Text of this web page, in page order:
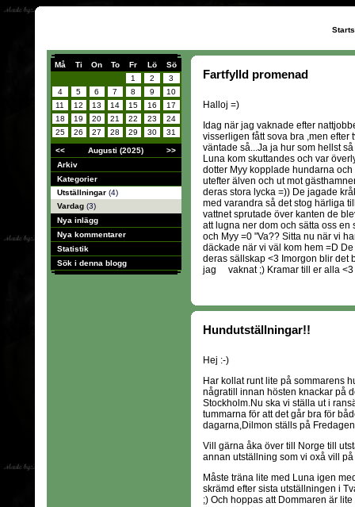
Må Ti On To Fr Lö
Sö
1
2
3
4
5 6 7 8 9
10
11
12 13 14 15 16
17
18
19 20 21 22 23
24
25
26 27 28 29 30 31
<< Augusti (2025)
>>
Arkiv
Kategorier
Utställningar (4)
Vardag (3)
Nya inlägg
Nya kommentarer
Statistik
Sök i denna blogg
Fartfylld promenad
Halloj =)
Idag när jag vaknade efter
visserligen fått sova bra ,men
väntade så...Ja ja hur som hellst
Luna kom skuttandes och var
dotter Myy kopplade hundarna
utefter älven och ut mot
deras stora lycka =)) De jagade
med varandra så det stog härliga
vattnet sprutade över kanten de
att lugna ner dom och sätta oss
och Myy =0 "Va?? Sitta nu när vi
däckade när vi väl kom hem =D
deras sällskap <3 Imorgon blir det
jag vaknat ;) Kramar till er alla <3
Hundutställningar!!
Hej :-)
Har kollat runt lite på sommarens
någratill innan hösten knackar på
Stockholm.Nu ska vi ställa ut i
tummarna för att det går bra för
dagarna,Dilmon ställs på
Vill gärna åka över till Norge till
annan utställning som vi oxå vill
Måste träna lite med Luna igen
skrämd efter sista utställningen i
;) Och hoppas att Dommaren är